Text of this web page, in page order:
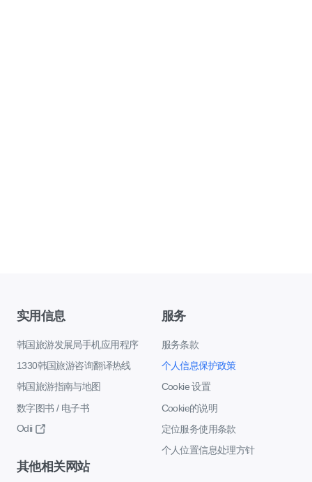
实用信息
韩国旅游发展局手机应用程序
1330韩国旅游咨询翻译热线
韩国旅游指南与地图
数字图书 / 电子书
Odii
服务
服务条款
个人信息保护政策
Cookie 设置
Cookie的说明
定位服务使用条款
个人位置信息处理方针
其他相关网站